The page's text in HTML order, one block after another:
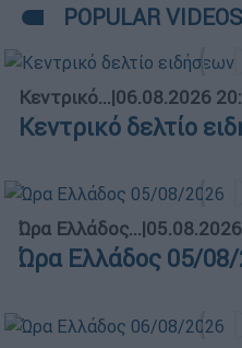
POPULAR VIDEOS
Κεντρικό...|06.08.2026
Κεντρικό δελτίο
Ώρα Ελλάδος...|
Ώρα Ελλάδος 05/